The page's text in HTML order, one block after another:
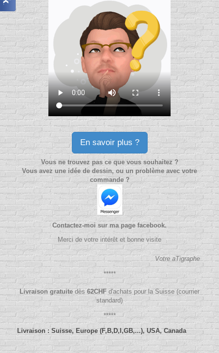
En savoir plus ?
Vous ne trouvez pas ce que vous souhaitez ?
Vous avez une idée de dessin, ou un problème avec votre
commande ?
Contactez-moi sur ma page facebook.
Merci de votre intérêt et bonne visite
Votre aTigraphe
*****
Livraison gratuitedès62CHFd'achats pour la Suisse (courrier
standard)
*****
Livraison : Suisse, Europe (F,B,D,I,GB,...), USA, Canada